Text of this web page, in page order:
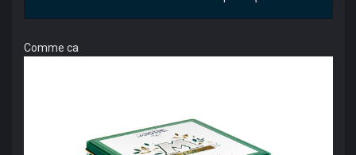
Comme ca